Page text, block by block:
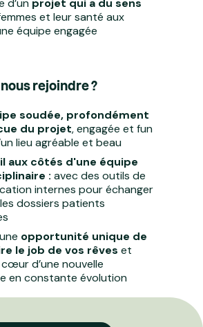
d’un projet qui a du sens
et leur santé aux
équipe engagée
rejoindre ?
soudée, profondément
du projet, engagée et fun
lieu agréable et beau
aux côtés d'une équipe
: avec des outils de
internes pour échanger
dossiers patients
opportunité unique de
le job de vos rêves et
d’une nouvelle
en constante évolution